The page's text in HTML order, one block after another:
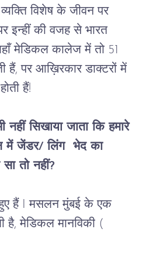
विशेष के जीवन पर
इन्हीं की वजह से भारत
मेडिकल कालेज में तो 51
हैं, पर आख़िरकार डाक्टरों में
हैं!
सिखाया जाता कि हमारे
में जेंडर/ लिंग  भेद का
तो नहीं?
हुए हैं I मसलन मुंबई के एक
है, मेडिकल मानविकी (